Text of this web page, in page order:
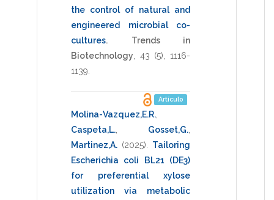
the control of natural and
engineered microbial co-
cultures.
Trends in
Biotechnology
43 (5),1116-
1139
Artículo
Molina-Vazquez,E.R.
Caspeta,L.
Gosset,G.
Martinez,A. (2025)
Tailoring
Escherichia coli BL21 (DE3)
for preferential xylose
utilization via metabolic